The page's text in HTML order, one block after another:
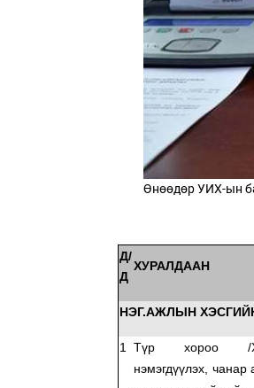
Өнөөдөр УИХ-ын
Д/
Д
ХУРАЛДААН
НЭГ.АЖЛЫН
1 Түр хороо /
нэмэгдүүлэх, чанар